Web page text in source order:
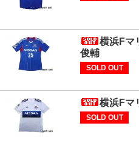
横浜Fマ
俊輔
SOLD OUT
横浜Fマ
SOLD OUT